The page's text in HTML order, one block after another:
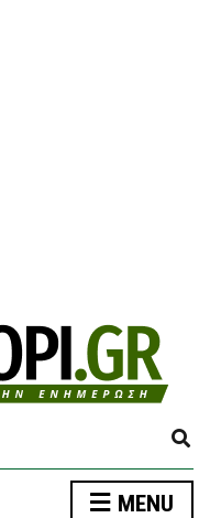
E
P
MENU